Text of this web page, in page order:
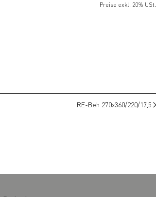
Preise exkl. 20% USt.
RE-Beh 270x360/220/17,5